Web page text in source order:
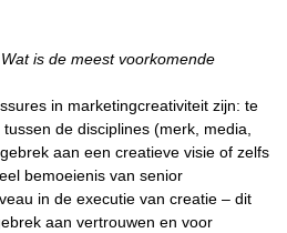
is de meest voorkomende
in marketingcreativiteit zijn: te
de disciplines (merk, media,
aan een creatieve visie of zelfs
bemoeienis van senior
in de executie van creatie – dit
aan vertrouwen en voor